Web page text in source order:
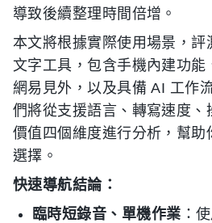
導致後續整理時間倍增。
本文將根據實際使用場景，評
文字工具，包含手機內建功能
網易見外，以及具備 AI 工作
們將從支援語言、轉寫速度、
價值四個維度進行分析，幫助
選擇。
快速導航結論：
臨時短錄音、單機作業 ：